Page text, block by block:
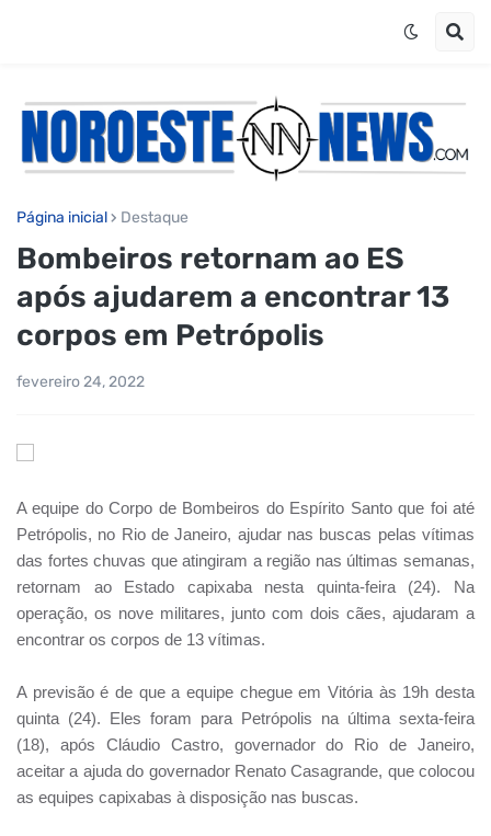
Página inicial Destaque
Bombeiros retornam ao ES
após ajudarem a encontrar 13
corpos em Petrópolis
fevereiro 24, 2022
A equipe do Corpo de Bombeiros do Espírito Santo que foi até
Petrópolis, no Rio de Janeiro, ajudar nas buscas pelas vítimas
das fortes chuvas que atingiram a região nas últimas semanas,
retornam ao Estado capixaba nesta quinta-feira (24). Na
operação, os nove militares, junto com dois cães, ajudaram a
encontrar os corpos de 13 vítimas.
A previsão é de que a equipe chegue em Vitória às 19h desta
quinta (24). Eles foram para Petrópolis na última sexta-feira
(18), após Cláudio Castro, governador do Rio de Janeiro,
aceitar a ajuda do governador Renato Casagrande, que colocou
as equipes capixabas à disposição nas buscas.